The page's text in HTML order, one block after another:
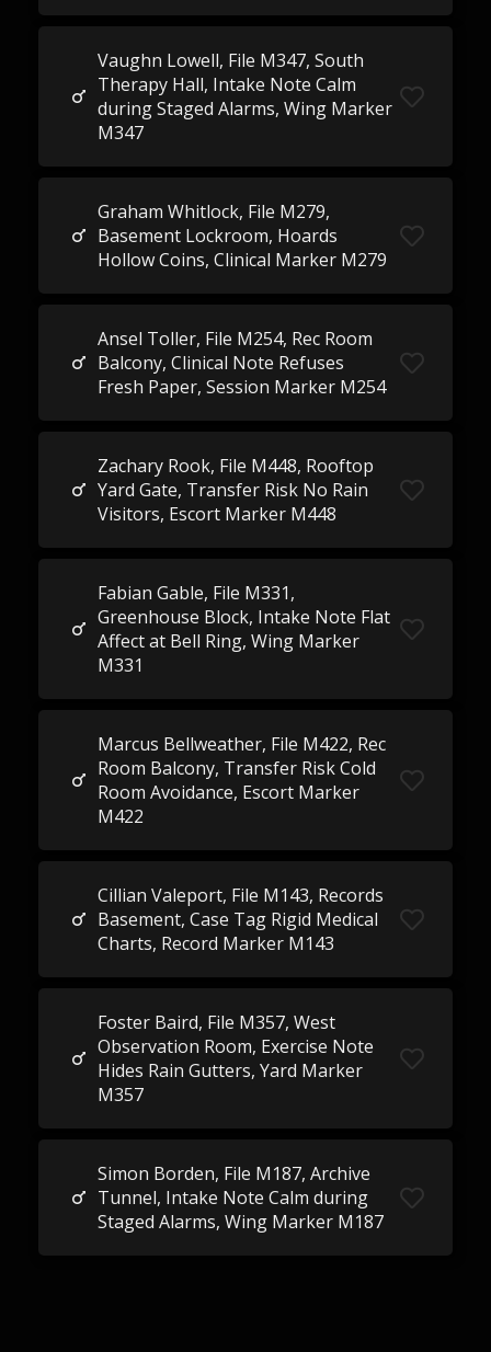
Vaughn Lowell, File M347, South
Therapy Hall, Intake Note Calm
during Staged Alarms, Wing Marker
M347
Graham Whitlock, File M279,
Basement Lockroom, Hoards
Hollow Coins, Clinical Marker M279
Ansel Toller, File M254, Rec Room
Balcony, Clinical Note Refuses
Fresh Paper, Session Marker M254
Zachary Rook, File M448, Rooftop
Yard Gate, Transfer Risk No Rain
Visitors, Escort Marker M448
Fabian Gable, File M331,
Greenhouse Block, Intake Note Flat
Affect at Bell Ring, Wing Marker
M331
Marcus Bellweather, File M422, Rec
Room Balcony, Transfer Risk Cold
Room Avoidance, Escort Marker
M422
Cillian Valeport, File M143, Records
Basement, Case Tag Rigid Medical
Charts, Record Marker M143
Foster Baird, File M357, West
Observation Room, Exercise Note
Hides Rain Gutters, Yard Marker
M357
Simon Borden, File M187, Archive
Tunnel, Intake Note Calm during
Staged Alarms, Wing Marker M187